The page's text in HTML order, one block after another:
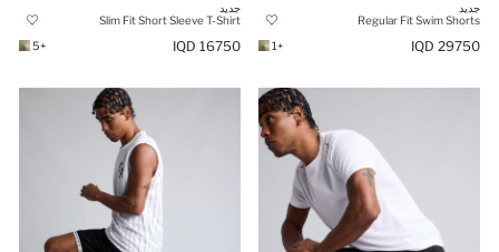
جديد
Regular Fit Swim Shorts
29750 IQD
+1
جديد
Slim Fit Short Sleeve T-Shirt
16750 IQD
+5